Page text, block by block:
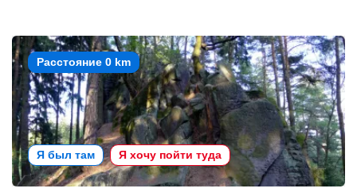
Расстояние 0 km
Я был там Я хочу пойти туда